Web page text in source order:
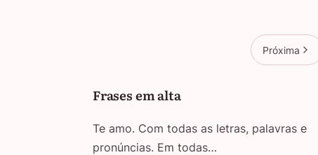
Próxima
Frases em alta
Te amo. Com todas as letras, palavras e
pronúncias. Em todas…